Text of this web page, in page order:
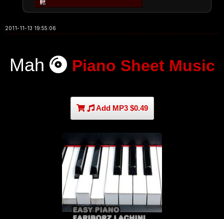
2011-11-13 19:55:06
Mah Piano Sheet Music
Add MP3 $0.49